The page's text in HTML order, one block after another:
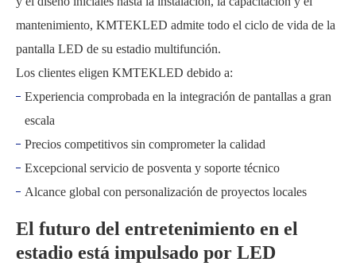
mantenimiento, KMTEKLED admite todo el ciclo de vida de la
pantalla LED de su estadio multifunción.
Los clientes eligen KMTEKLED debido a:
Experiencia comprobada en la integración de pantallas a gran
escala
Precios competitivos sin comprometer la calidad
Excepcional servicio de posventa y soporte técnico
Alcance global con personalización de proyectos locales
El futuro del entretenimiento en el
estadio está impulsado por LED